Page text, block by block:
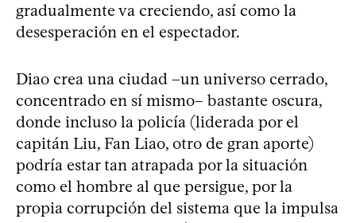
gradualmente va creciendo, así como la
desesperación en el espectador.
Diao crea una ciudad –un universo cerrado,
concentrado en sí mismo– bastante oscura,
donde incluso la policía (liderada por el
capitán Liu, Fan Liao, otro de gran aporte)
podría estar tan atrapada por la situación
como el hombre al que persigue, por la
propia corrupción del sistema que la impulsa